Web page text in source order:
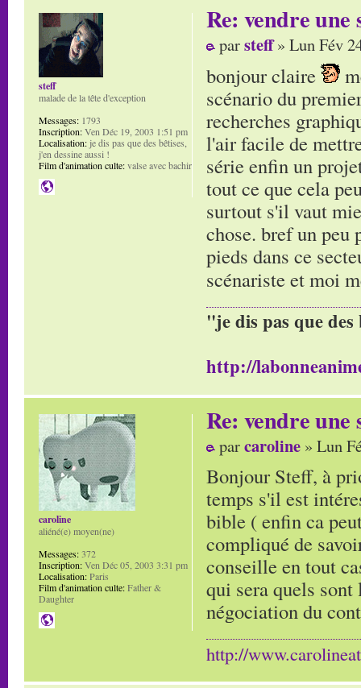
Re: vendre une
parsteff» Lun Fév
bonjour claire
scénario du
recherches
l'air facile de
série enfin un
tout ce que cela
surtout s'il vaut
chose. bref un peu
pieds dans ce
scénariste et moi
"je dis pas que
http://
steff
malade de la tête d'exception
Messages: 1793
Inscription:Ven Déc 19, 2003 1:51 pm
Localisation:je dis pas que des bêtises,
j'en dessine aussi !
Film d'animation culte:valse avec bachir
Re: vendre une
parcaroline » Lun
Bonjour Steff, à
temps s'il est
bible ( enfin ca
compliqué de
conseille en tout
qui sera quels
négociation du
http://
caroline
aliéné(e) moyen(ne)
Messages:372
Inscription:Ven Déc 05, 2003 3:31 pm
Localisation:Paris
Film d'animation culte:Father &
Daughter